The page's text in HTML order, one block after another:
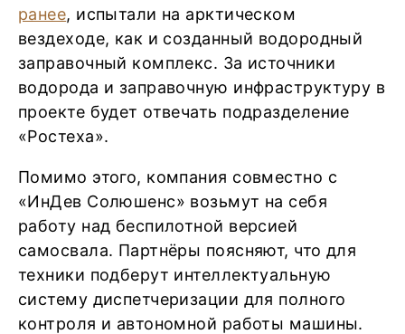
ранее, испытали на арктическом
вездеходе, как и созданный водородный
заправочный комплекс. За источники
водорода и заправочную инфраструктуру в
проекте будет отвечать подразделение
«Ростеха».
Помимо этого, компания совместно с
«ИнДев Солюшенс» возьмут на себя
работу над беспилотной версией
самосвала. Партнёры поясняют, что для
техники подберут интеллектуальную
систему диспетчеризации для полного
контроля и автономной работы машины.